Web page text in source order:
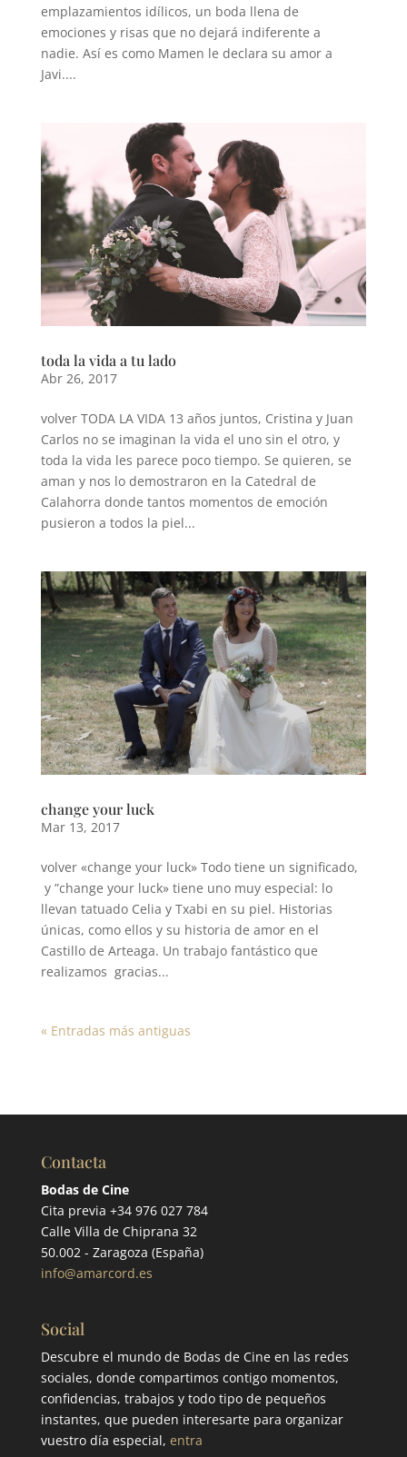
emplazamientos idílicos, un boda llena de
emociones y risas que no dejará indiferente a
nadie. Así es como Mamen le declara su amor a
Javi....
toda la vida a tu lado
Abr 26, 2017
volver TODA LA VIDA 13 años juntos, Cristina y Juan
Carlos no se imaginan la vida el uno sin el otro, y
toda la vida les parece poco tiempo. Se quieren, se
aman y nos lo demostraron en la Catedral de
Calahorra donde tantos momentos de emoción
pusieron a todos la piel...
change your luck
Mar 13, 2017
volver «change your luck» Todo tiene un significado,
y ”change your luck» tiene uno muy especial: lo
llevan tatuado Celia y Txabi en su piel. Historias
únicas, como ellos y su historia de amor en el
Castillo de Arteaga. Un trabajo fantástico que
realizamos gracias...
« Entradas más antiguas
Contacta
Bodas de Cine
Cita previa +34 976 027 784
Calle Villa de Chiprana 32
50.002 - Zaragoza (España)
info@amarcord.es
Social
Descubre el mundo de Bodas de Cine en las redes
sociales, donde compartimos contigo momentos,
confidencias, trabajos y todo tipo de pequeños
instantes, que pueden interesarte para organizar
vuestro día especial, entra